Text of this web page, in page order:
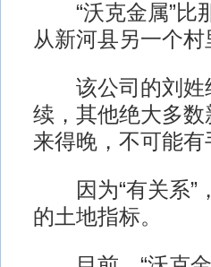
“沃克金属”比那
从新河县另一个村
该公司的刘姓
续，其他绝大多
来得晚，不可能有
因为“有关系”，
的土地指标。